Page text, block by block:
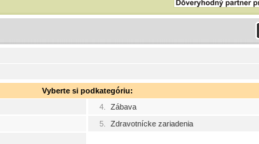
Vyberte si podkategóriu:
4.
Zábava
5.
Zdravotnícke zariadenia